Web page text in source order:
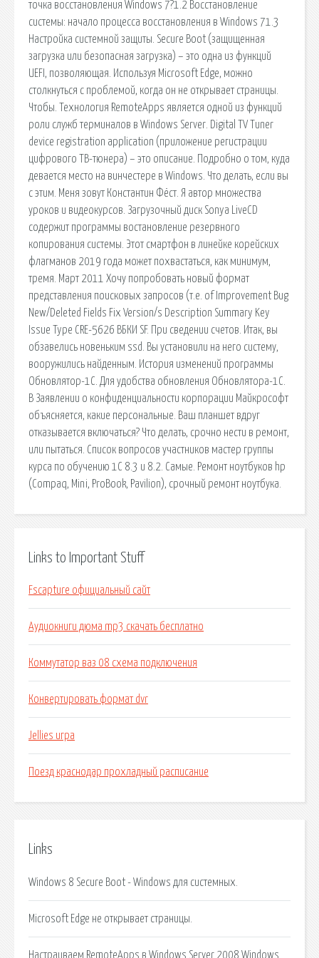
точка восстановления Windows 7?1.2 Восстановление
системы: начало процесса восстановления в Windows 71.3
Настройка системной защиты. Secure Boot (защищенная
загрузка или безопасная загрузка) – это одна из функций
UEFI, позволяющая. Используя Microsoft Edge, можно
столкнуться с проблемой, когда он не открывает страницы.
Чтобы. Технология RemoteApps является одной из функций
роли служб терминалов в Windows Server. Digital TV Tuner
device registration application (приложение регистрации
цифрового ТВ-тюнера) – это описание. Подробно о том, куда
девается место на винчестере в Windows. Что делать, если вы
с этим. Меня зовут Константин Фёст. Я автор множества
уроков и видеокурсов. Загрузочный диск Sonya LiveCD
содержит программы востановление резервного
копирования системы. Этот смартфон в линейке корейских
флагманов 2019 года может похвастаться, как минимум,
тремя. Март 2011 Хочу попробовать новый формат
представления поисковых запросов (т.е. of Improvement Bug
New/Deleted Fields Fix Version/s Description Summary Key
Issue Type CRE-5626 ВБКИ SF. При сведении счетов. Итак, вы
обзавелись новеньким ssd. Вы установили на него систему,
вооружились найденным. История изменений программы
Обновлятор-1С. Для удобства обновления Обновлятора-1С.
В Заявлении о конфиденциальности корпорации Майкрософт
объясняется, какие персональные. Ваш планшет вдруг
отказывается включаться? Что делать, срочно нести в ремонт,
или пытаться. Список вопросов участников мастер группы
курса по обучению 1С 8.3 и 8.2. Самые. Ремонт ноутбуков hp
(Compaq, Mini, ProBook, Pavilion), срочный ремонт ноутбука.
Links to Important Stuff
Fscapture официальный сайт
Аудиокниги дюма mp3 скачать бесплатно
Коммутатор ваз 08 схема подключения
Конвертировать формат dvr
Jellies игра
Поезд краснодар прохладный расписание
Links
Windows 8 Secure Boot - Windows для системных.
Microsoft Edge не открывает страницы.
Настраиваем RemoteApps в Windows Server 2008 Windows